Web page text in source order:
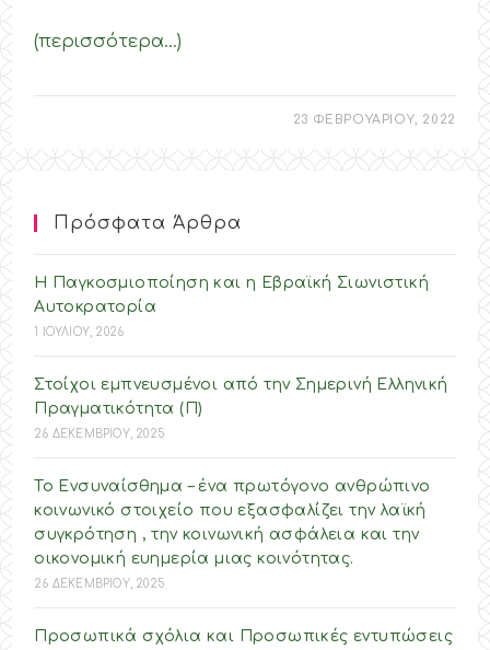
(περισσότερα…)
23 ΦΕΒΡΟΥΑΡΙΟΥ, 2022
Πρόσφατα Άρθρα
Η Παγκοσμιοποίηση και η Εβραϊκή Σιωνιστική
Αυτοκρατορία
1 ΙΟΥΛΙΟΥ, 2026
Στοίχοι εμπνευσμένοι από την Σημερινή Ελληνική
Πραγματικότητα (Π)
26 ΔΕΚΕΜΒΡΙΟΥ, 2025
Το Ενσυναίσθημα – ένα πρωτόγονο ανθρώπινο
κοινωνικό στοιχείο που εξασφαλίζει την λαϊκή
συγκρότηση , την κοινωνική ασφάλεια και την
οικονομική ευημερία μιας κοινότητας.
26 ΔΕΚΕΜΒΡΙΟΥ, 2025
Προσωπικά σχόλια και Προσωπικές εντυπώσεις